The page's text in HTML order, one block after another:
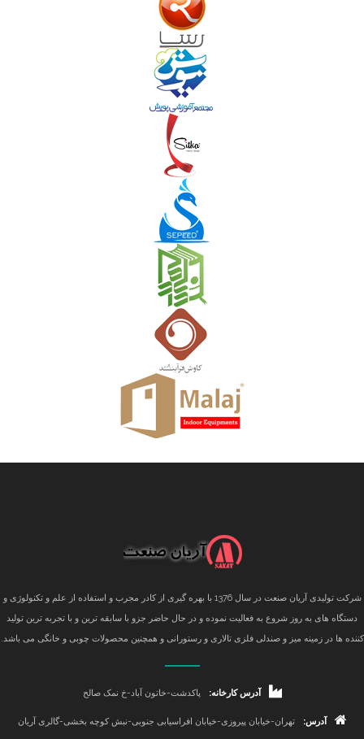
شرکت تولیدی آریان صنعت در سال 1376 با بهره گیری از کادر مجرب و استفاده از علم و تکنولوژی و
دستگاه های به روز شروع به فعالیت نموده و در حال حاضر جزو با سابقه ترین و با تجربه ترین تولید
کننده ها در زمینه میز و صندلی فلزی تالاری و رستورانی و همچنین محصولات چوبی و خانگی می باشد.
آدرس کارخانه: پاکدشت-خاتون آباد-خ نمک صالح
آدرس: تهران-خیابان پیروزی-خیابان افراسیابی جنوبی-نبش کوچه بخشی-گالری آریان